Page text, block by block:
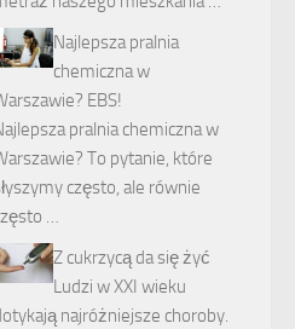
Najlepsza pralnia
chemiczna w
EBS!
pralnia chemiczna w
To pytanie, które
często, ale równie
…
Z cukrzycą da się żyć
Ludzi w XXI wieku
najróżniejsze choroby.